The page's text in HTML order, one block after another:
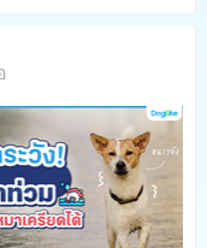
ด์เลยจะชวนเพื่อน
ตัวแรงนั้นส่วนมาก
นที่เป็นต้นตอของการ
งกันไม่ให้เกิดกลิ่นไม่